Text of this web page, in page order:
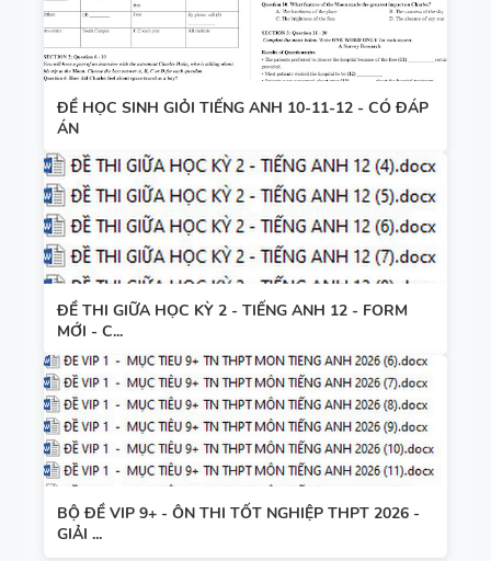
ĐỀ HỌC SINH GIỎI TIẾNG ANH 10-11-12 - CÓ ĐÁP
ÁN
ĐỀ THI GIỮA HỌC KỲ 2 - TIẾNG ANH 12 - FORM
MỚI - C...
BỘ ĐỀ VIP 9+ - ÔN THI TỐT NGHIỆP THPT 2026 -
GIẢI ...